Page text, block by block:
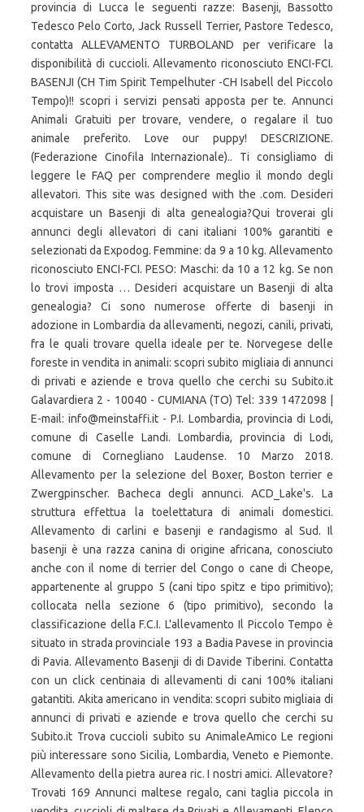
provincia di Lucca le seguenti razze: Basenji, Bassotto
Tedesco Pelo Corto, Jack Russell Terrier, Pastore Tedesco,
contatta ALLEVAMENTO TURBOLAND per verificare la
disponibilità di cuccioli. Allevamento riconosciuto ENCI-FCI.
BASENJI (CH Tim Spirit Tempelhuter -CH Isabell del Piccolo
Tempo)!! scopri i servizi pensati apposta per te. Annunci
Animali Gratuiti per trovare, vendere, o regalare il tuo
animale preferito. Love our puppy! DESCRIZIONE.
(Federazione Cinofila Internazionale).. Ti consigliamo di
leggere le FAQ per comprendere meglio il mondo degli
allevatori. This site was designed with the .com. Desideri
acquistare un Basenji di alta genealogia?Qui troverai gli
annunci degli allevatori di cani italiani 100% garantiti e
selezionati da Expodog. Femmine: da 9 a 10 kg. Allevamento
riconosciuto ENCI-FCI. PESO: Maschi: da 10 a 12 kg. Se non
lo trovi imposta … Desideri acquistare un Basenji di alta
genealogia? Ci sono numerose offerte di basenji in
adozione in Lombardia da allevamenti, negozi, canili, privati,
fra le quali trovare quella ideale per te. Norvegese delle
foreste in vendita in animali: scopri subito migliaia di annunci
di privati e aziende e trova quello che cerchi su Subito.it
Galavardiera 2 - 10040 - CUMIANA (TO) Tel: 339 1472098 |
E-mail: info@meinstaffi.it - P.I. Lombardia, provincia di Lodi,
comune di Caselle Landi. Lombardia, provincia di Lodi,
comune di Cornegliano Laudense. 10 Marzo 2018.
Allevamento per la selezione del Boxer, Boston terrier e
Zwergpinscher. Bacheca degli annunci. ACD_Lake's. La
struttura effettua la toelettatura di animali domestici.
Allevamento di carlini e basenji e randagismo al Sud. Il
basenji è una razza canina di origine africana, conosciuto
anche con il nome di terrier del Congo o cane di Cheope,
appartenente al gruppo 5 (cani tipo spitz e tipo primitivo);
collocata nella sezione 6 (tipo primitivo), secondo la
classificazione della F.C.I. L'allevamento Il Piccolo Tempo è
situato in strada provinciale 193 a Badia Pavese in provincia
di Pavia. Allevamento Basenji di di Davide Tiberini. Contatta
con un click centinaia di allevamenti di cani 100% italiani
gatantiti. Akita americano in vendita: scopri subito migliaia di
annunci di privati e aziende e trova quello che cerchi su
Subito.it Trova cuccioli subito su AnimaleAmico Le regioni
più interessare sono Sicilia, Lombardia, Veneto e Piemonte.
Allevamento della pietra aurea ric. I nostri amici. Allevatore?
Trovati 169 Annunci maltese regalo, cani taglia piccola in